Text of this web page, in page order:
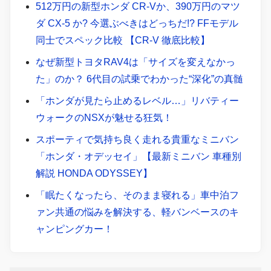
512万円の新型ホンダ CR-Vか、390万円のマツ
ダ CX-5 か? 今選ぶべきはどっちだ!? FFモデル
同士でスペック比較 【CR-V 徹底比較】
なぜ新型トヨタRAV4は「サイズを変えなかっ
た」のか？ 6代目の試乗でわかった“深化”の真髄
「ホンダが見たら止めるレベル…」リバティー
ウォークのNSXが魅せる狂気！
スポーティで気持ち良く走れる貴重なミニバン
「ホンダ・オデッセイ」【最新ミニバン 車種別
解説 HONDA ODYSSEY】
「眠たくなったら、そのまま寝れる」車中泊フ
ァン共通の悩みを解決する、軽バンベースのキ
ャンピングカー！